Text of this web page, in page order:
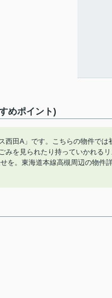
めポイント)
西田A」です。こちらの物件で
みを見られたり持っていかれる
を。東海道本線高槻周辺の物件